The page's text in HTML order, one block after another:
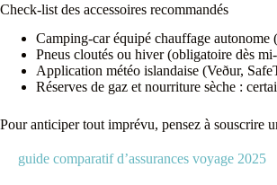
Check-list des accessoires recommandés
Camping-car équipé chauffage autonome
Pneus cloutés ou hiver (obligatoire dès
Application météo islandaise (Veður,
Réserves de gaz et nourriture sèche :
Pour anticiper tout imprévu, pensez à souscrire
guide comparatif d’assurances voyage 2025